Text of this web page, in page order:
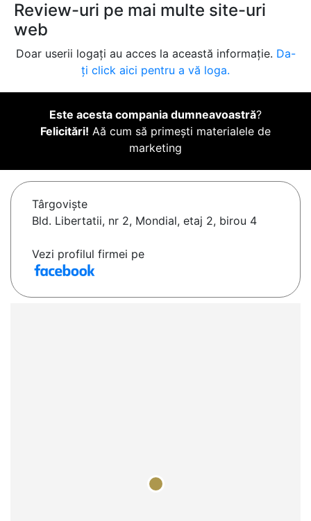
Review-uri pe mai multe site-uri
web
Doar userii logați au acces la această informație. Da-
ți click aici pentru a vă loga.
Este acesta compania dumneavoastră?
Felicitări! Aă cum să primești materialele de
marketing
Târgovişte
Bld. Libertatii, nr 2, Mondial, etaj 2, birou 4
Vezi profilul firmei pe